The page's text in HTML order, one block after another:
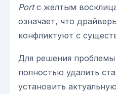
Portс желтым
означает, что
конфликтуют с
Для решения
полностью удалить
установить